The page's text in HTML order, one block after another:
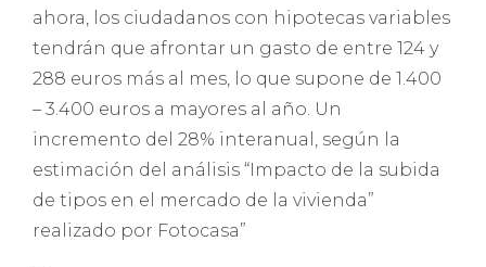
ahora, los ciudadanos con hipotecas variables
tendrán que afrontar un gasto de entre 124 y
288 euros más al mes, lo que supone de 1.400
– 3.400 euros a mayores al año. Un
incremento del 28% interanual, según la
estimación del análisis “Impacto de la subida
de tipos en el mercado de la vivienda”
realizado por Fotocasa”